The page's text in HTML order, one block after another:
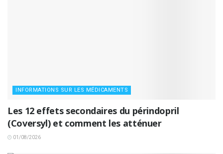
INFORMATIONS SUR LES MÉDICAMENTS
Les 12 effets secondaires du périndopril
(Coversyl) et comment les atténuer
01/08/2026